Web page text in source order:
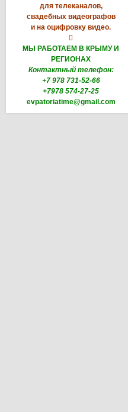
для телеканалов,
свадебных видеографов
и на оцифровку видео.

МЫ РАБОТАЕМ В КРЫМУ И
РЕГИОНАХ
Контактный телефон:
+7 978 731-52-66
+7978 574-27-25
evpatoriatime@gmail.com